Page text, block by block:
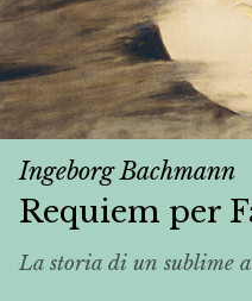
Ingeborg Bachmann
Requiem per
La storia di un sublime